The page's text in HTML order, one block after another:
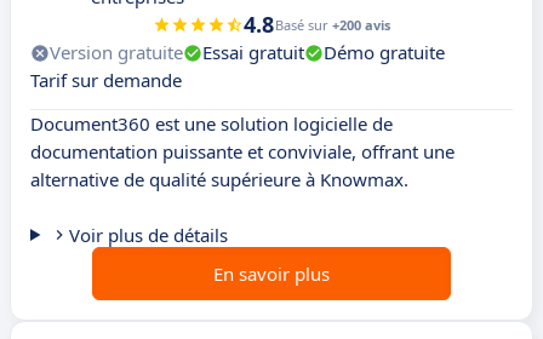
4.8Basé sur +200 avis
Version gratuite Essai gratuit
Démo gratuite
Tarif sur demande
Document360 est une solution logicielle de
documentation puissante et conviviale, offrant une
alternative de qualité supérieure à Knowmax.
Voir plus de détails
En savoir plus